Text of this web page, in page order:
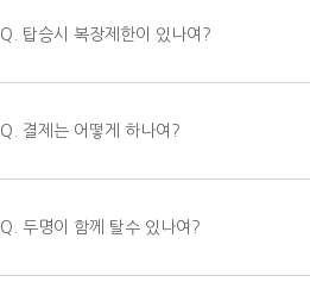
Q. 탑승시 복장제한이 있나여?
Q. 결제는 어떻게 하나여?
Q. 두명이 함께 탈수 있나여?